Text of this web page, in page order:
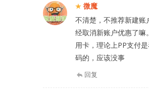
微魔
不清楚，不推荐新建
经取消新账户优惠了嘛
用卡，理论上PP支付
码的，应该没事
回复